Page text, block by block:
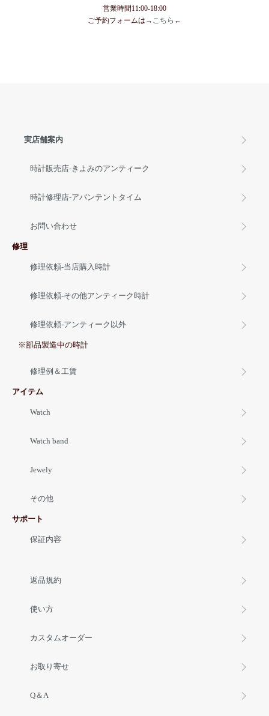
営業時間11:00-18:00
ご予約フォームは→ こちら ←
実店舗案内
時計販売店-きよみのアンティーク
時計修理店-アバンテントタイム
お問い合わせ
修理
修理依頼-当店購入時計
修理依頼-その他アンティーク時計
修理依頼-アンティーク以外
※部品製造中の時計
修理例＆工賃
アイテム
Watch
Watch band
Jewely
その他
サポート
保証内容
返品規約
使い方
カスタムオーダー
お取り寄せ
Q＆A